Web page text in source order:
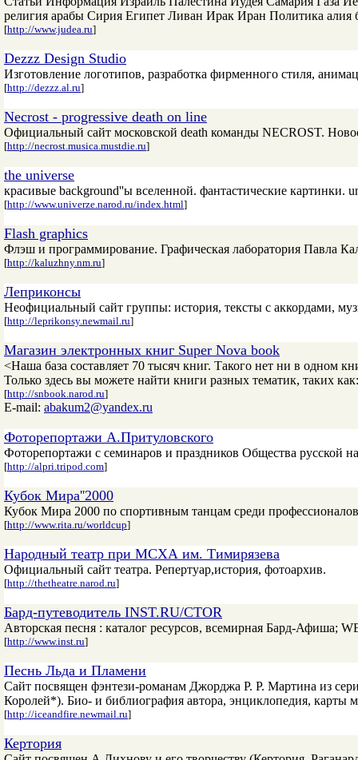
религия арабы Сирия Египет Ливан Ирак Иран Политика алия
[http://www.judea.ru]
Dezzz Design Studio
Изготовление логотипов, разработка фирменного стиля,
[http://dezzz.al.ru]
Necrost - progressive death on line
Официальный сайт московской death команды NECROST.
[http://necrost.musica.mustdie.ru]
the universe
красивые background''ы вселенной. фантастические картинки.
[http://www.univerze.narod.ru/index.html]
Flash graphics
Флэш и программирование. Графическая лаборатория Павла
[http://kaluzhny.nm.ru]
Леприконсы
Неофициальный сайт группы: история, тексты с аккордами,
[http://leprikonsy.newmail.ru]
Магазин электронных книг Super Nova book
<Наша база составляет 70 тысяч книг. Такого нет ни в одном
Только здесь вы можете найти книги разных тематик, таких
[http://snbook.narod.ru]
E-mail: abakum2@yandex.ru
Фоторепортажи А.Притуловского
Фоторепортажи с семинаров и праздников Общества русской
[http://alpri.tripod.com]
Кубок Мира''2000
Кубок Мира 2000 по спортивным танцам среди
[http://www.rita.ru/worldcup]
Народный театр при МСХА им. Тимирязева
Официальный сайт театра. Репертуар,история, фотоархив.
[http://thetheatre.narod.ru]
Бард-путеводитель INST.RU/CTOR
Авторская песня : каталог ресурсов, всемирная Бард-Афиша;
[http://www.inst.ru]
Песнь Льда и Пламени
Cайт посвящен фэнтези-романам Джорджа Р. Р. Мартина из
Королей*). Био- и библиография автора, энциклопедия, карты
[http://iceandfire.newmail.ru]
Кертория